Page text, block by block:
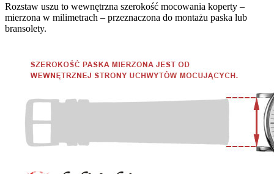
Rozstaw uszu to wewnętrzna szerokość mocowania koperty –
mierzona w milimetrach – przeznaczona do montażu paska lub
bransolety.